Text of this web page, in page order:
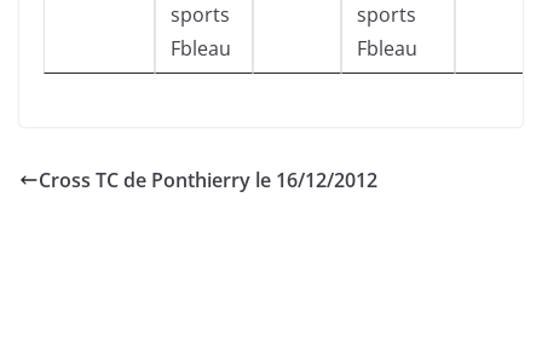
sports
Fbleau
sports
Fbleau
Cross TC de Ponthierry le 16/12/2012